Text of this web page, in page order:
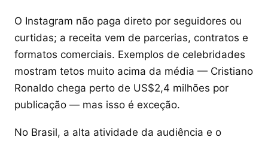
O Instagram não paga direto por seguidores ou
curtidas; a receita vem de parcerias, contratos e
formatos comerciais. Exemplos de celebridades
mostram tetos muito acima da média — Cristiano
Ronaldo chega perto de US$2,4 milhões por
publicação — mas isso é exceção.
No Brasil, a alta atividade da audiência e o